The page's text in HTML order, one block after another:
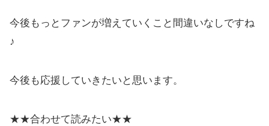
今後もっとファンが増えていくこと間違いなしですね
♪
今後も応援していきたいと思います。
★★合わせて読みたい★★